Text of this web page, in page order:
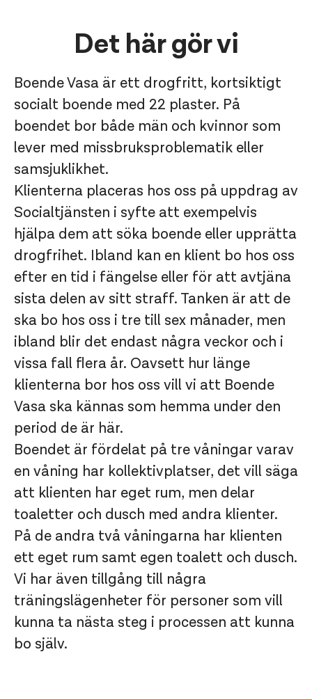
Det här gör vi
Boende Vasa är ett drogfritt, kortsiktigt
socialt boende med 22 plaster. På
boendet bor både män och kvinnor som
lever med missbruksproblematik eller
samsjuklikhet.
Klienterna placeras hos oss på uppdrag av
Socialtjänsten i syfte att exempelvis
hjälpa dem att söka boende eller upprätta
drogfrihet. Ibland kan en klient bo hos oss
efter en tid i fängelse eller för att avtjäna
sista delen av sitt straff. Tanken är att de
ska bo hos oss i tre till sex månader, men
ibland blir det endast några veckor och i
vissa fall flera år. Oavsett hur länge
klienterna bor hos oss vill vi att Boende
Vasa ska kännas som hemma under den
period de är här.
Boendet är fördelat på tre våningar varav
en våning har kollektivplatser, det vill säga
att klienten har eget rum, men delar
toaletter och dusch med andra klienter.
På de andra två våningarna har klienten
ett eget rum samt egen toalett och dusch.
Vi har även tillgång till några
träningslägenheter för personer som vill
kunna ta nästa steg i processen att kunna
bo själv.